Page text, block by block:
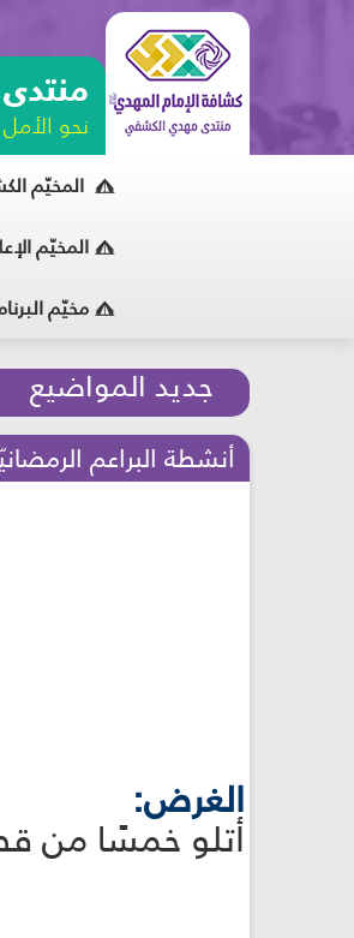
نحو
المخيّم
المخيّم
مخيّم
جديد المواضيع
أنشطة البراعم الرمضانيّة >> النشاط 3 - حفظ
الغرض:
أتلو خمسًا من قصار